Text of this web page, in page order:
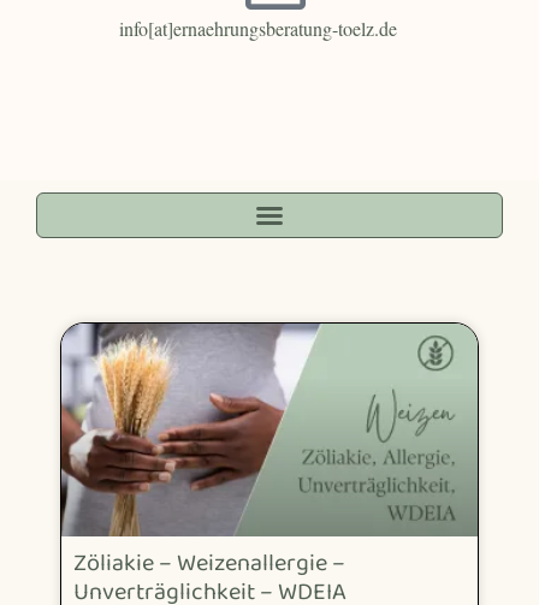
info[at]ernaehrungsberatung-toelz.de
Zöliakie – Weizenallergie –
Unverträglichkeit – WDEIA